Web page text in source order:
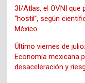
3I/Atlas, el OVNI que
“hostil”, según
México
Último viernes de
Economía mexicana
desaceleración y